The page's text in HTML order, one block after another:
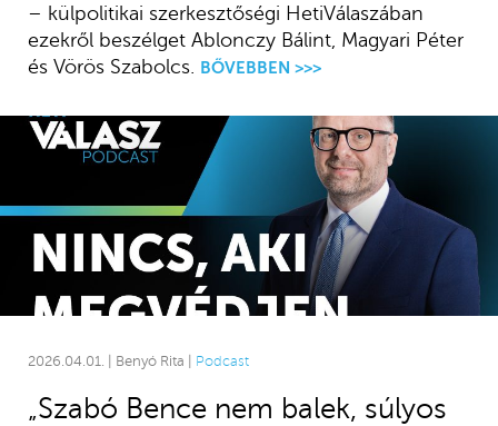
– külpolitikai szerkesztőségi HetiVálaszában
ezekről beszélget Ablonczy Bálint, Magyari Péter
és Vörös Szabolcs.
BŐVEBBEN >>>
2026.04.01. | Benyó Rita | Podcast
„Szabó Bence nem balek, súlyos